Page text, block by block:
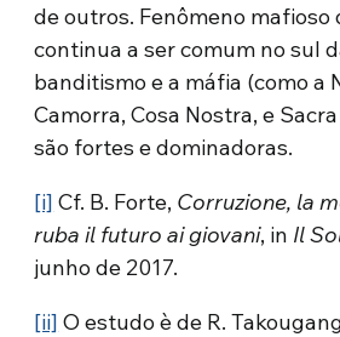
de outros. Fenômeno mafioso
continua a ser comum no sul
banditismo e a máfia (como a
Camorra, Cosa Nostra, e
são fortes e dominadoras.
[i] Cf. B. Forte, Corruzione, la
ruba il futuro ai giovani, in Il
junho de 2017.
[ii] O estudo è de R.